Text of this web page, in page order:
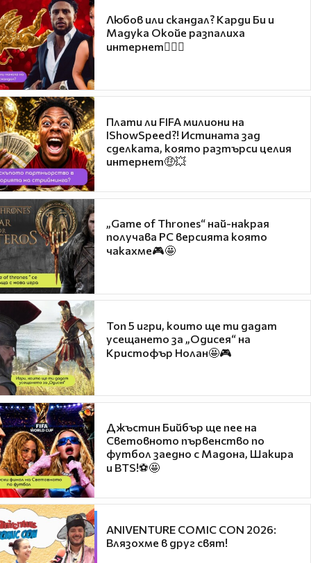
Любов или скандал? Карди Би и
Мадука Окойе разпалиха
интернет❤️‍🔥🔥
Плати ли FIFA милиони на
IShowSpeed?! Истината зад
сделката, която разтърси целия
интернет🤑💥
„Game of Thrones“ най-накрая
получава PC версията която
чакахме🎮🤩
Топ 5 игри, които ще ти дадат
усещането за „Одисея“ на
Кристофър Нолан🤩🎮
Джъстин Бийбър ще пее на
Световното първенство по
футбол заедно с Мадона, Шакира
и BTS!⚽🤩
ANIVENTURE COMIC CON 2026:
Влязохме в друг свят!